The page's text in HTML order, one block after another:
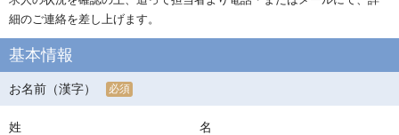
細のご連絡を差し上げます。
基本情報
お名前（漢字） 必須
姓 名